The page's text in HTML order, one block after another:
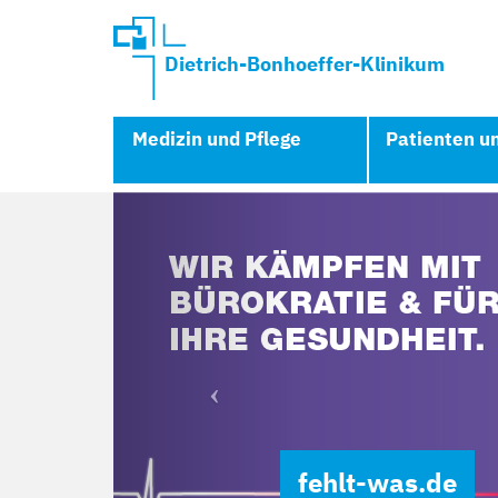
Dietrich-Bonhoeffer-Klinikum
Medizin und Pflege Patienten
fehlt-was.de